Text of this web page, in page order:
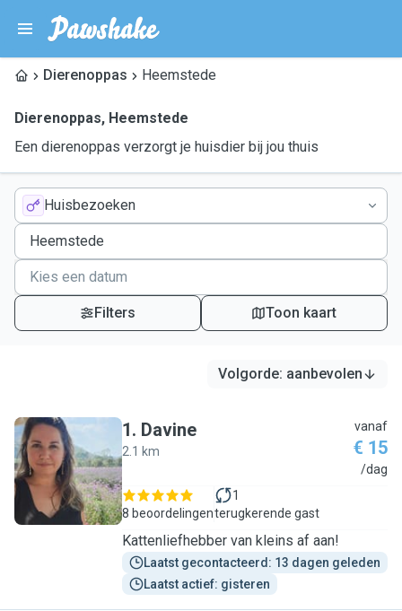
Dierenoppas Heemstede
Dierenoppas, Heemstede
Een dierenoppas verzorgt je huisdier bij jou thuis
Huisbezoeken
Filters Toon kaart
Volgorde: aanbevolen
D
1. Davine
2.1 km
vanaf
€ 15
/dag
8 beoordelingen
1
terugkerende gast
Kattenliefhebber van kleins af aan!
Laatst gecontacteerd: 13 dagen geleden
Laatst actief: gisteren